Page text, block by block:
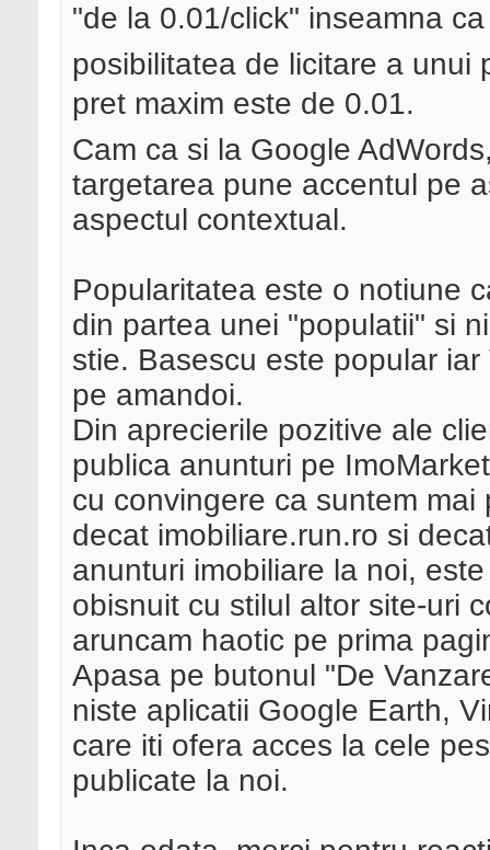
"de la 0.01/click" inseamna
posibilitatea de licitare a unui
pret maxim este de 0.01.
Cam ca si la Google
targetarea pune accentul pe
aspectul contextual.
Popularitatea este o notiune
din partea unei "populatii" si
stie. Basescu este popular
pe amandoi.
Din aprecierile pozitive ale
publica anunturi pe
cu convingere ca suntem
decat imobiliare.run.ro si
anunturi imobiliare la noi,
obisnuit cu stilul altor site-uri
aruncam haotic pe prima
Apasa pe butonul "De
niste aplicatii Google Earth,
care iti ofera acces la cele
publicate la noi.